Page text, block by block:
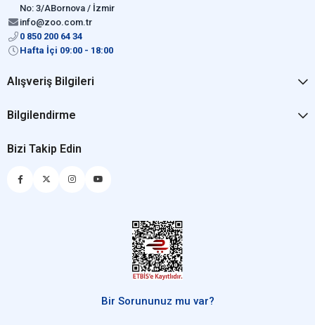
No: 3/ABornova / İzmir
info@zoo.com.tr
0 850 200 64 34
Hafta İçi 09:00 - 18:00
Alışveriş Bilgileri
Bilgilendirme
Bizi Takip Edin
Bir Sorununuz mu var?